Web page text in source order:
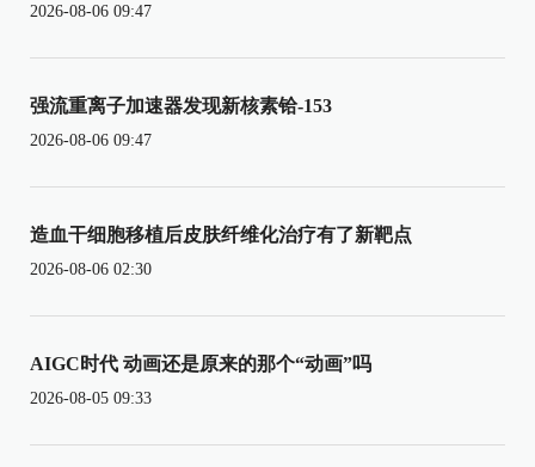
2026-08-06 09:47
强流重离子加速器发现新核素铪-153
2026-08-06 09:47
造血干细胞移植后皮肤纤维化治疗有了新靶点
2026-08-06 02:30
AIGC时代 动画还是原来的那个“动画”吗
2026-08-05 09:33